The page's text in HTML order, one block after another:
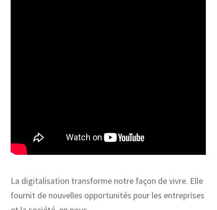
La digitalisation transforme notre façon de vivre. Elle
fournit de nouvelles opportunités pour les entreprises